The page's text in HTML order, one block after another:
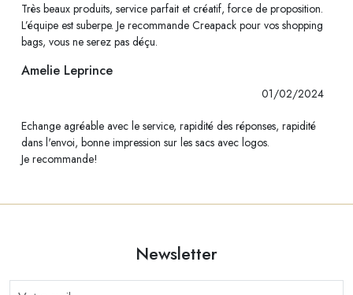
Très beaux produits, service parfait et créatif, force de proposition.
L’équipe est suberpe. Je recommande Creapack pour vos shopping
bags, vous ne serez pas déçu.
Amelie Leprince
01/02/2024
Echange agréable avec le service, rapidité des réponses, rapidité
dans l'envoi, bonne impression sur les sacs avec logos.
Je recommande!
Newsletter